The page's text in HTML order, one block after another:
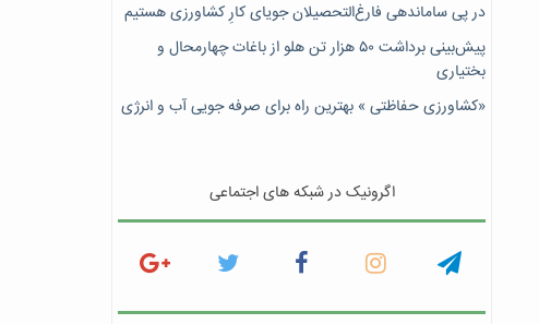
در پی ساماندهی فارغ‌التحصیلان جویای کارِ کشاورزی هستیم
پیش‎‌بینی برداشت ۵۰ هزار تن هلو از باغات چهارمحال و
بختیاری
«کشاورزی حفاظتی » بهترین راه برای صرفه جویی آب و انرژی
اگرونیک در شبکه های اجتماعی